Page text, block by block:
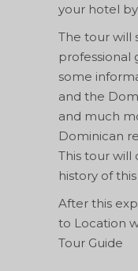
your hotel
The tour will
professional
some
and the
and much
Dominican
This tour will
history of
After this
to Location
Tour Guide